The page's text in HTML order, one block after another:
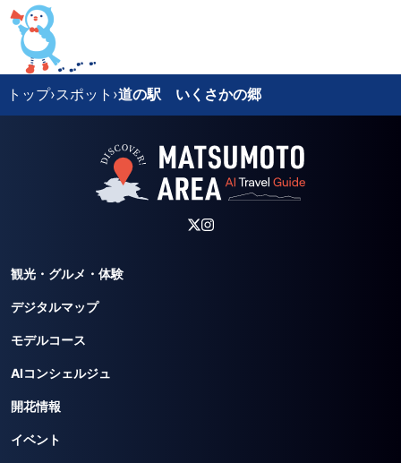
トップ›スポット ›道の駅 いくさかの郷
観光・グルメ・体験
デジタルマップ
モデルコース
AIコンシェルジュ
開花情報
イベント